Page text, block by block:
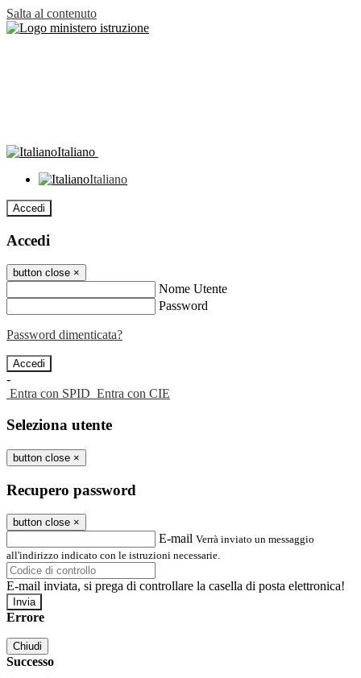
Salta al contenuto
Italiano
Italiano
Accedi
Accedi
button close ×
Nome Utente
Password
Password dimenticata?
-
Entra con SPID Entra con CIE
Seleziona utente
button close ×
Recupero password
button close ×
E-mail Verrà inviato un messaggio
all'indirizzo indicato con le istruzioni necessarie.
E-mail inviata, si prega di controllare la casella di posta elettronica!
Errore
Chiudi
Successo